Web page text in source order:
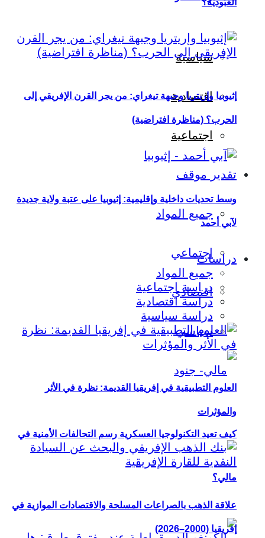
سياسية
اقتصادية
اجتماعية
تقدير موقف
جميع المواد
اجتماعي
اقتصادي
سياسي
كيف تعيد التكنولوجيا العسكرية رسم التحالفات الأمنية في
مالي؟
العبودية؟
إثيوبيا وإريتريا وجبهة تيغراي: من يجر القرن الإفريقي إلى
الحرب؟ (مناظرة افتراضية)
وسط تحديات داخلية وإقليمية: إثيوبيا على عتبة ولاية جديدة
لآبي أحمد
دراسات
جميع المواد
دراسة اجتماعية
دراسة اقتصادية
دراسة سياسية
العلوم التطبيقية في إفريقيا القديمة: نظرة في الأثر
والمؤثرات
علاقة الذهب بالصراعات المسلحة والاقتصادات الموازية في
إفريقيا (2000–2026)